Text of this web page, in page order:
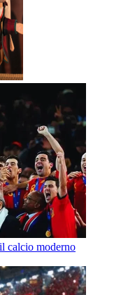
calcio moderno